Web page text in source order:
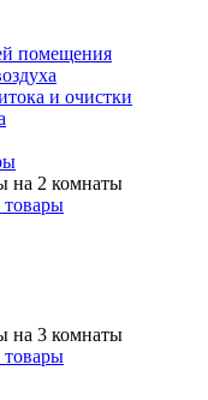
помещения
и очистки
на 2 комнаты
товары
на 3 комнаты
товары